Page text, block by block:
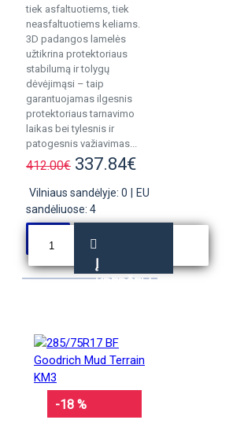
tiek asfaltuotiems, tiek
neasfaltuotiems keliams.
3D padangos lamelės
užtikrina protektoriaus
stabilumą ir tolygų
dėvėjimąsi – taip
garantuojamas ilgesnis
protektoriaus tarnavimo
laikas bei tylesnis ir
patogesnis važiavimas...
412.00€ 337.84€
Vilniaus sandėlyje: 0
EU
sandėliuose: 4
Į
KREPŠELĮ
-18 %